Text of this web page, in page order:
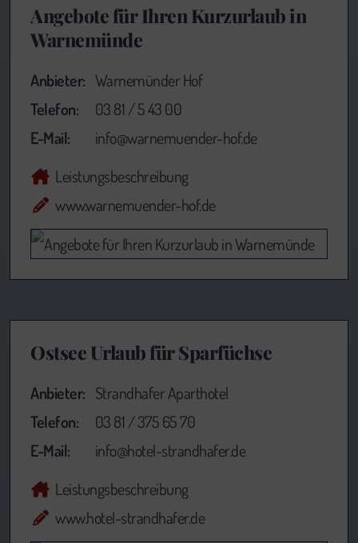
Angebote für Ihren Kurzurlaub in
Warnemünde
Anbieter: Warnemünder Hof
Telefon:
03 81 / 5 43 00
E-Mail:
info@warnemuender-hof.de
Leistungsbeschreibung
www.warnemuender-hof.de
Ostsee Urlaub für Sparfüchse
Anbieter: Strandhafer Aparthotel
Telefon:
03 81 / 375 65 70
E-Mail:
info@hotel-strandhafer.de
Leistungsbeschreibung
www.hotel-strandhafer.de